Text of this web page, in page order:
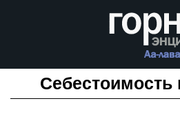
Себестоимость